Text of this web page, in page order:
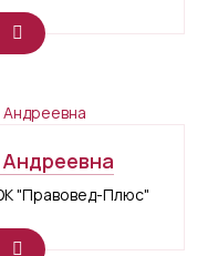
"Правовед-Плюс"